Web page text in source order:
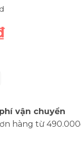
vận chuyển
hàng từ